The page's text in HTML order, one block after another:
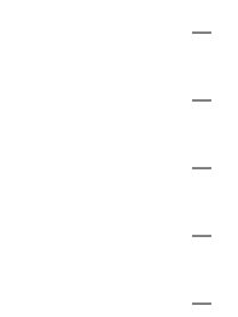
—
—
—
—
—